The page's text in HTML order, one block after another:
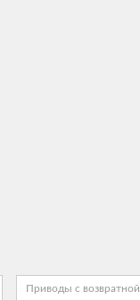
Приводы с